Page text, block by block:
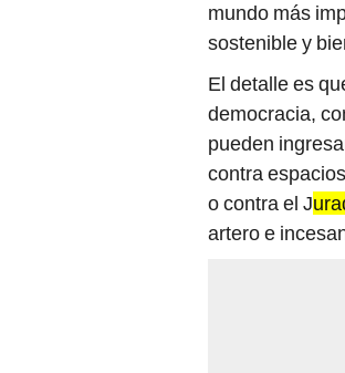
mundo más
sostenible y
El detalle es
democracia,
pueden
contra
o contra el J
artero e